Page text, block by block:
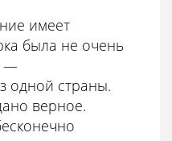
имеет
была не очень
—
одной страны.
верное.